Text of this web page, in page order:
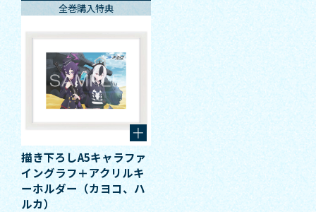
全巻購入特典
描き下ろしA5キャラファ
イングラフ＋アクリルキ
ーホルダー（カヨコ、ハ
ルカ）